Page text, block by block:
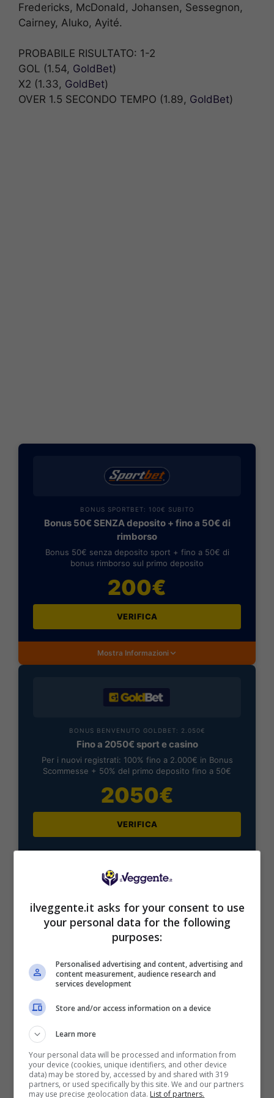
Fredericks, McDonald, Johansen, Sessegnon,
Cairney, Aluko, Ayité.
PROBABILE RISULTATO: 1-2
GOL (1.54, GoldBet)
X2 (1.33, GoldBet)
OVER 1.5 SECONDO TEMPO (1.89, GoldBet)
BONUS SPORTBET: 100€ SUBITO
Bonus 50€ SENZA deposito + fino a 50€ di
rimborso
Bonus 50€ senza deposito sport + fino a 50€ di
bonus rimborso sul primo deposito
200€
VERIFICA
Mostra Informazioni
BONUS BENVENUTO GOLDBET: 2.050€
Fino a 2050€ sport e casino
Per i nuovi registrati: 100% fino a 2.000€ in Bonus
Scommesse + 50% del primo deposito fino a 50€
2050€
VERIFICA
BONUS BENVENUTO LOTTOMATICA: 2050€
Per i nuovi utenti della piattaforma: 100% fino a 50€ in
Bonus Scommesse + 100% fino a 2000€ in Bonus
Sport
2050€
Mostra Informazioni
ilveggente.it asks for your consent to use
your personal data for the following
purposes:
Personalised advertising and content, advertising and
content measurement, audience research and
services development
Store and/or access information on a device
Learn more
Your personal data will be processed and information from
your device (cookies, unique identifiers, and other device
data) may be stored by, accessed by and shared with 319
partners, or used specifically by this site. We and our partners
may use precise geolocation data. List of partners.